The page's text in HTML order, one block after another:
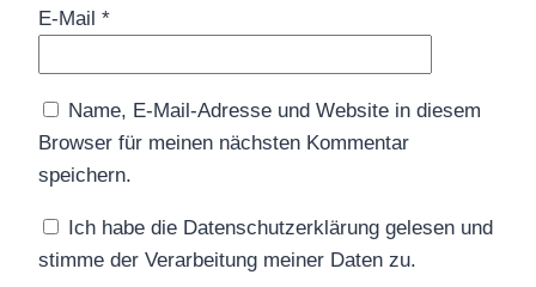
E-Mail *
Name, E-Mail-Adresse und Website in diesem
Browser für meinen nächsten Kommentar
speichern.
Ich habe die Datenschutzerklärung gelesen und
stimme der Verarbeitung meiner Daten zu.